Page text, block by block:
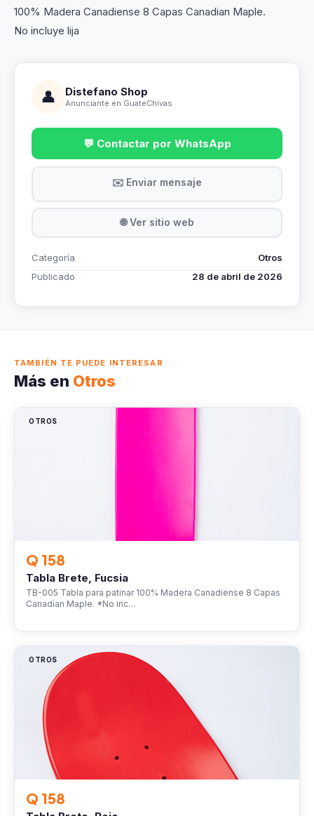
100% Madera Canadiense 8 Capas Canadian Maple.
No incluye lija
👤 Distefano Shop
Anunciante en GuateChivas
💬 Contactar por WhatsApp
✉️ Enviar mensaje
🌐 Ver sitio web
Categoría
Otros
Publicado
28 de abril de 2026
TAMBIÉN TE PUEDE INTERESAR
Más en Otros
OTROS
Q 158
Tabla Brete, Fucsia
TB-005 Tabla para patinar 100% Madera Canadiense 8 Capas
Canadian Maple. *No inc…
OTROS
Q 158